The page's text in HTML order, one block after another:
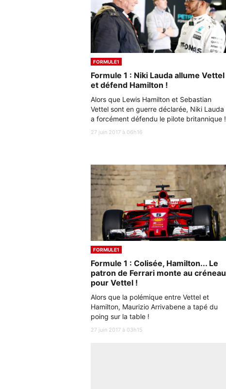
FORMULE1
Formule 1 : Niki Lauda allume Vettel
et défend Hamilton !
Alors que Lewis Hamilton et Sebastian
Vettel sont en guerre déclarée, Niki Lauda
a forcément défendu le pilote britannique !
27 juin 2017 à 06h16
FORMULE1
Formule 1 : Colisée, Hamilton... Le
patron de Ferrari monte au créneau
pour Vettel !
Alors que la polémique entre Vettel et
Hamilton, Maurizio Arrivabene a tapé du
poing sur la table !
27 juin 2017 à 03h15